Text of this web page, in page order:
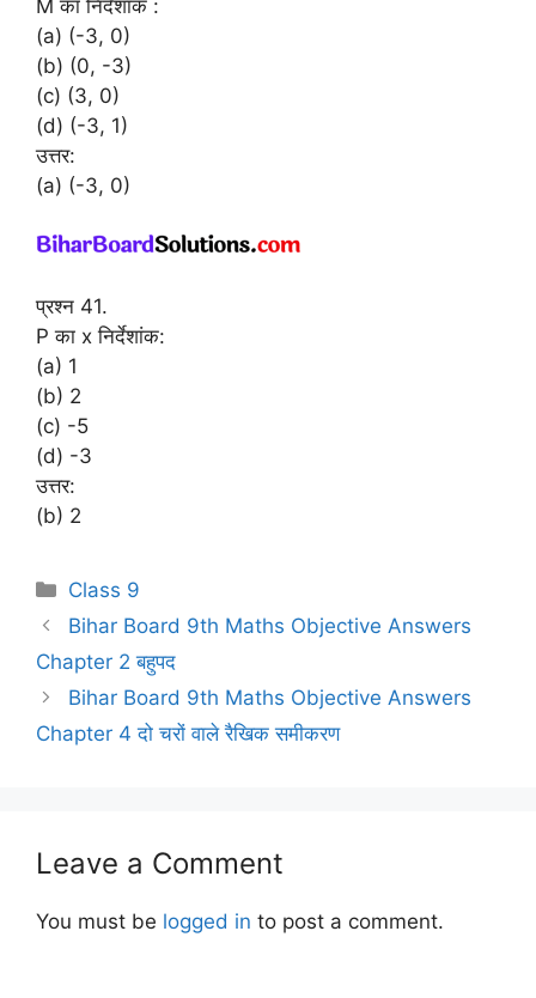
M का निर्देशांक :
(a) (-3, 0)
(b) (0, -3)
(c) (3, 0)
(d) (-3, 1)
उत्तर:
(a) (-3, 0)
प्रश्न 41.
P का x निर्देशांक:
(a) 1
(b) 2
(c) -5
(d) -3
उत्तर:
(b) 2
Categories
Class 9
Bihar Board 9th Maths Objective Answers
Chapter 2 बहुपद
Bihar Board 9th Maths Objective Answers
Chapter 4 दो चरों वाले रैखिक समीकरण
Leave a Comment
You must be logged in to post a comment.